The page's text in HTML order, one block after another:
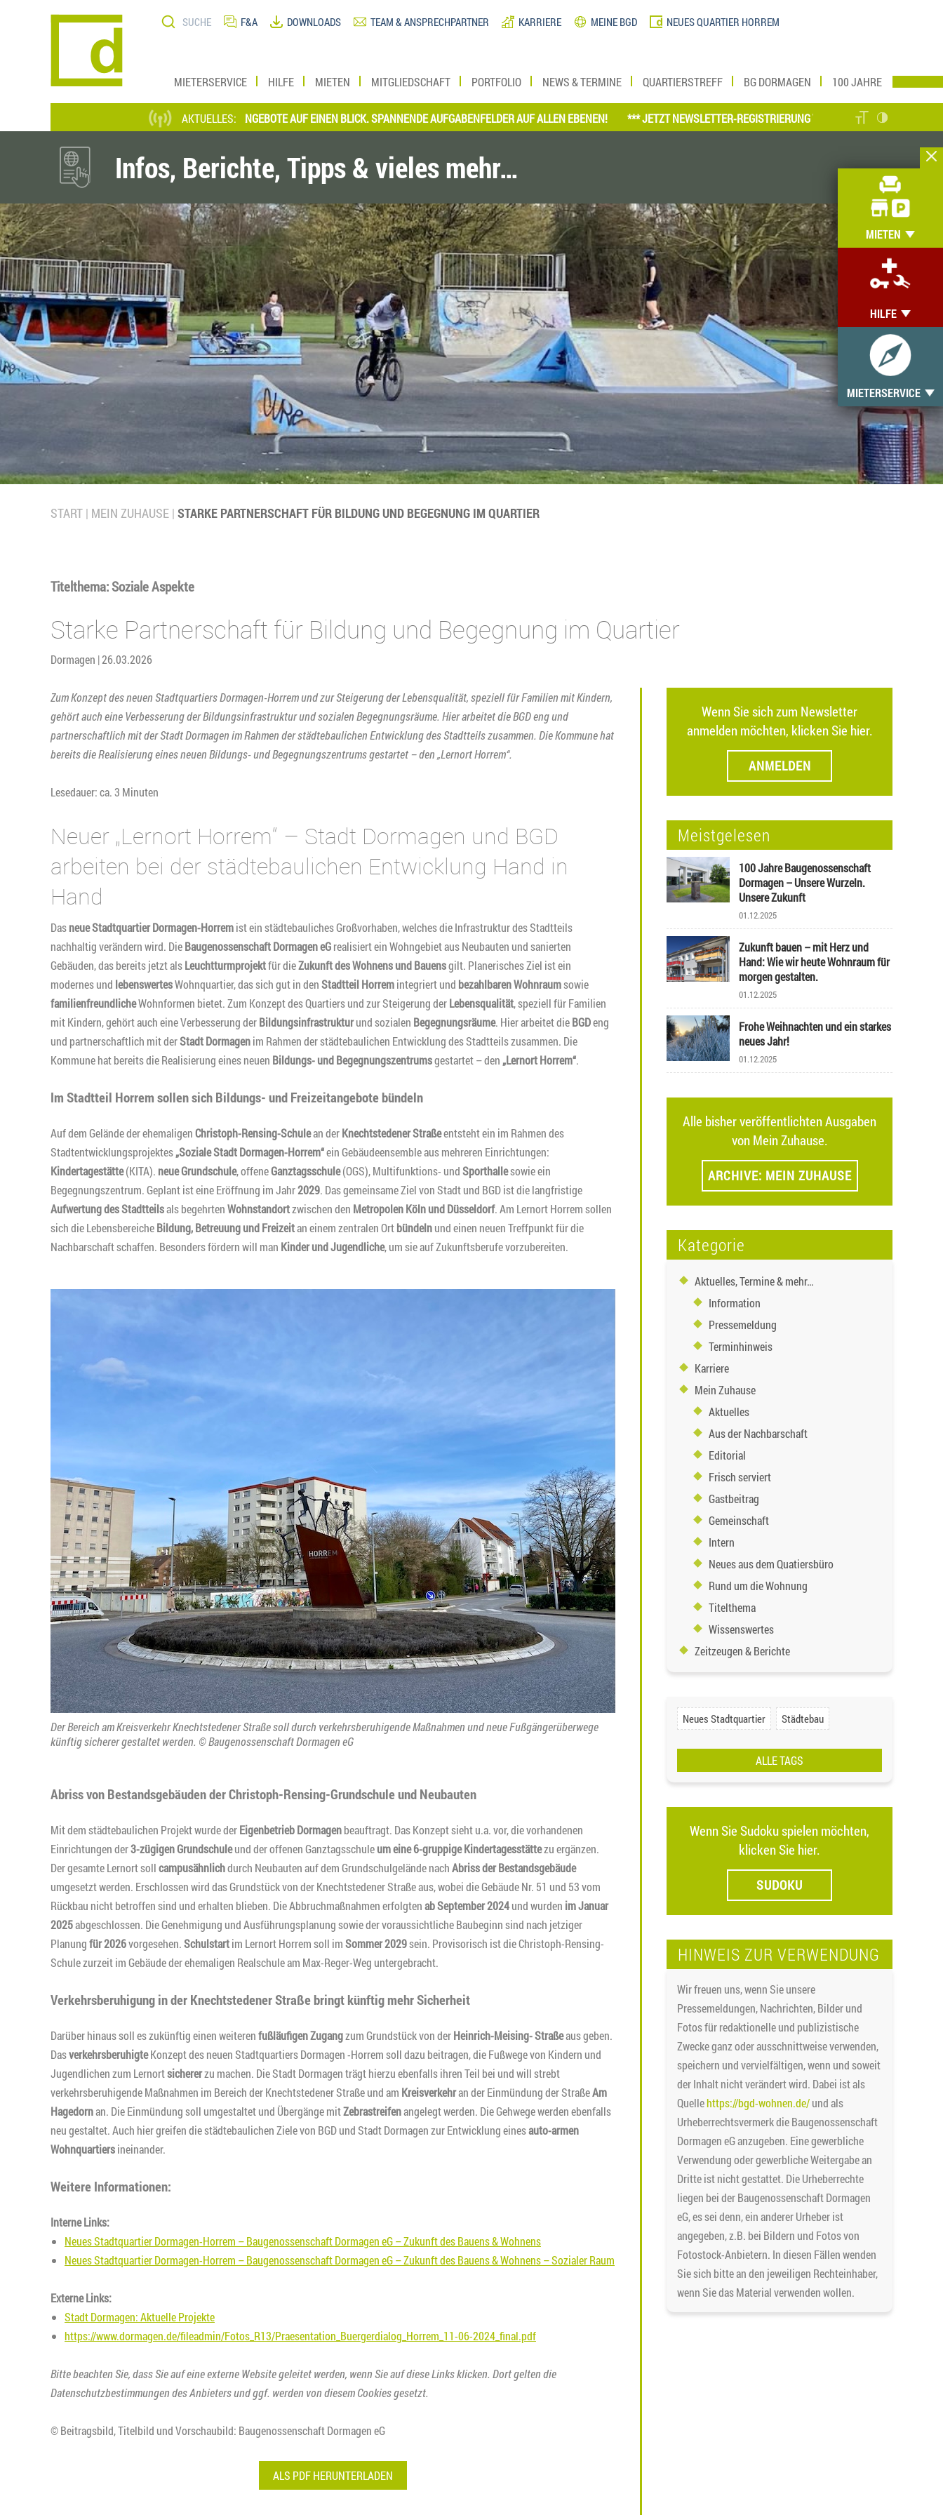
MIETEN
HILFE
MIETERSERVICE
Suche F&A DOWNLOADS TEAM & ANSPRECHPARTNER KARRIERE MEINE BGD NEUES QUARTIER HORREM
MIETERSERVICE HILFE MIETEN MITGLIEDSCHAFT PORTFOLIO NEWS & TERMINE QUARTIERSTREFF BG DORMAGEN 100 JAHRE
AKTUELLES:
*** AKTUELLE STELLENANGEBOTE AUF EINEN BLICK. SPANNENDE AUFGABENFELDER AUF ALLEN EBENEN! *** JETZT NEWSLETTER-REGISTRIERUNG VORNEHMEN UND MEIN ZUHAUSE
Infos, Berichte, Tipps & vieles mehr…
START MEIN ZUHAUSE STARKE PARTNERSCHAFT FÜR BILDUNG UND BEGEGNUNG IM QUARTIER
Titelthema: Soziale Aspekte
Starke Partnerschaft für Bildung und Begegnung im Quartier
Dormagen | 26.03.2026
Zum Konzept des neuen Stadtquartiers Dormagen-Horrem und zur Steigerung der Lebensqualität, speziell für Familien mit Kindern,
gehört auch eine Verbesserung der Bildungsinfrastruktur und sozialen Begegnungsräume. Hier arbeitet die BGD eng und
partnerschaftlich mit der Stadt Dormagen im Rahmen der städtebaulichen Entwicklung des Stadtteils zusammen. Die Kommune hat
bereits die Realisierung eines neuen Bildungs- und Begegnungszentrums gestartet – den „Lernort Horrem“.
Lesedauer: ca. 3 Minuten
Neuer „Lernort Horrem“ – Stadt Dormagen und BGD
arbeiten bei der städtebaulichen Entwicklung Hand in
Hand
Dasneue Stadtquartier Dormagen-Horremist ein städtebauliches Großvorhaben, welches die Infrastruktur des Stadtteils
nachhaltig verändern wird. DieBaugenossenschaft Dormagen eGrealisiert ein Wohngebiet aus Neubauten und sanierten
Gebäuden, das bereits jetzt alsLeuchtturmprojektfür dieZukunft des Wohnens und Bauensgilt. Planerisches Ziel ist ein
modernes und lebenswertesWohnquartier, das sich gut in denStadtteil Horremintegriert und bezahlbaren Wohnraumsowie
familienfreundlicheWohnformen bietet. Zum Konzept des Quartiers und zur Steigerung derLebensqualität, speziell für Familien
mit Kindern, gehört auch eine Verbesserung derBildungsinfrastrukturund sozialen Begegnungsräume. Hier arbeitet dieBGDeng
und partnerschaftlich mit derStadt Dormagenim Rahmen der städtebaulichen Entwicklung des Stadtteils zusammen. Die
Kommune hat bereits die Realisierung eines neuen Bildungs- und Begegnungszentrumsgestartet – den „Lernort Horrem“.
Im Stadtteil Horrem sollen sich Bildungs- und Freizeitangebote bündeln
Auf dem Gelände der ehemaligenChristoph-Rensing-Schulean derKnechtstedener Straßeentsteht ein im Rahmen des
Stadtentwicklungsprojektes„Soziale Stadt Dormagen-Horrem“ein Gebäudeensemble aus mehreren Einrichtungen:
Kindertagestätte(KITA). neue Grundschule, offeneGanztagsschule(OGS), Multifunktions- undSporthallesowie ein
Begegnungszentrum. Geplant ist eine Eröffnung im Jahr2029. Das gemeinsame Ziel von Stadt und BGD ist die langfristige
Aufwertung des Stadtteilsals begehrtenWohnstandortzwischen den Metropolen Köln und Düsseldorf. Am Lernort Horrem sollen
sich die LebensbereicheBildung, Betreuung und Freizeitan einem zentralen Ortbündelnund einen neuen Treffpunkt für die
Nachbarschaft schaffen. Besonders fördern will man Kinder und Jugendliche, um sie auf Zukunftsberufe vorzubereiten.
Der Bereich am Kreisverkehr Knechtstedener Straße soll durch verkehrsberuhigende Maßnahmen und neue Fußgängerüberwege
künftig sicherer gestaltet werden. © Baugenossenschaft Dormagen eG
Abriss von Bestandsgebäuden der Christoph-Rensing-Grundschule und Neubauten
Mit dem städtebaulichen Projekt wurde derEigenbetrieb Dormagenbeauftragt. Das Konzept sieht u.a. vor, die vorhandenen
Einrichtungen der3-zügigen Grundschuleund der offenen Ganztagsschuleum eine 6-gruppige Kindertagesstättezu ergänzen.
Der gesamte Lernort sollcampusähnlichdurch Neubauten auf dem Grundschulgelände nachAbriss der Bestandsgebäude
umgesetzt werden. Erschlossen wird das Grundstück von der Knechtstedener Straße aus, wobei die Gebäude Nr. 51 und 53 vom
Rückbau nicht betroffen sind und erhalten blieben. Die Abbruchmaßnahmen erfolgtenab September 2024und wurden im Januar
2025abgeschlossen. Die Genehmigung und Ausführungsplanung sowie der voraussichtliche Baubeginn sind nach jetziger
Planungfür 2026vorgesehen.Schulstartim Lernort Horrem soll imSommer 2029sein. Provisorisch ist die Christoph-Rensing-
Schule zurzeit im Gebäude der ehemaligen Realschule am Max-Reger-Weg untergebracht.
Verkehrsberuhigung in der Knechtstedener Straße bringt künftig mehr Sicherheit
Darüber hinaus soll es zukünftig einen weiterenfußläufigen Zugangzum Grundstück von derHeinrich-Meising- Straßeaus geben.
DasverkehrsberuhigteKonzept des neuen Stadtquartiers Dormagen -Horrem soll dazu beitragen, die Fußwege von Kindern und
Jugendlichen zum Lernortsichererzu machen. Die Stadt Dormagen trägt hierzu ebenfalls ihren Teil bei und will strebt
verkehrsberuhigende Maßnahmen im Bereich der Knechtstedener Straße und am Kreisverkehran der Einmündung der StraßeAm
Hagedornan. Die Einmündung soll umgestaltet und Übergänge mitZebrastreifenangelegt werden. Die Gehwege werden ebenfalls
neu gestaltet. Auch hier greifen die städtebaulichen Ziele von BGD und Stadt Dormagen zur Entwicklung einesauto-armen
Wohnquartiersineinander.
Weitere Informationen:
Interne Links:
Neues Stadtquartier Dormagen-Horrem – Baugenossenschaft Dormagen eG – Zukunft des Bauens & Wohnens
Neues Stadtquartier Dormagen-Horrem – Baugenossenschaft Dormagen eG – Zukunft des Bauens & Wohnens – Sozialer Raum
Externe Links:
Stadt Dormagen: Aktuelle Projekte
https://www.dormagen.de/fileadmin/Fotos_R13/Praesentation_Buergerdialog_Horrem_11-06-2024_final.pdf
Bitte beachten Sie, dass Sie auf eine externe Website geleitet werden, wenn Sie auf diese Links klicken. Dort gelten die
Datenschutzbestimmungen des Anbieters und ggf. werden von diesem Cookies gesetzt.
© Beitragsbild, Titelbild und Vorschaubild: Baugenossenschaft Dormagen eG
ALS PDF HERUNTERLADEN
Wenn Sie sich zum Newsletter
anmelden möchten, klicken Sie hier.
ANMELDEN
Meistgelesen
100 Jahre Baugenossenschaft
Dormagen – Unsere Wurzeln.
Unsere Zukunft
01.12.2025
Zukunft bauen – mit Herz und
Hand: Wie wir heute Wohnraum für
morgen gestalten.
01.12.2025
Frohe Weihnachten und ein starkes
neues Jahr!
01.12.2025
Alle bisher veröffentlichten Ausgaben
von Mein Zuhause.
ARCHIVE: MEIN ZUHAUSE
Kategorie
Aktuelles, Termine & mehr…
Information
Pressemeldung
Terminhinweis
Karriere
Mein Zuhause
Aktuelles
Aus der Nachbarschaft
Editorial
Frisch serviert
Gastbeitrag
Gemeinschaft
Intern
Neues aus dem Quatiersbüro
Rund um die Wohnung
Titelthema
Wissenswertes
Zeitzeugen & Berichte
Neues Stadtquartier Städtebau
ALLE TAGS
Wenn Sie Sudoku spielen möchten,
klicken Sie hier.
SUDOKU
HINWEIS ZUR VERWENDUNG
Wir freuen uns, wenn Sie unsere
Pressemeldungen, Nachrichten, Bilder und
Fotos für redaktionelle und publizistische
Zwecke ganz oder ausschnittweise verwenden,
speichern und vervielfältigen, wenn und soweit
der Inhalt nicht verändert wird. Dabei ist als
Quellehttps://bgd-wohnen.de/und als
Urheberrechtsvermerk die Baugenossenschaft
Dormagen eG anzugeben. Eine gewerbliche
Verwendung oder gewerbliche Weitergabe an
Dritte ist nicht gestattet. Die Urheberrechte
liegen bei der Baugenossenschaft Dormagen
eG, es sei denn, ein anderer Urheber ist
angegeben, z.B. bei Bildern und Fotos von
Fotostock-Anbietern. In diesen Fällen wenden
Sie sich bitte an den jeweiligen Rechteinhaber,
wenn Sie das Material verwenden wollen.